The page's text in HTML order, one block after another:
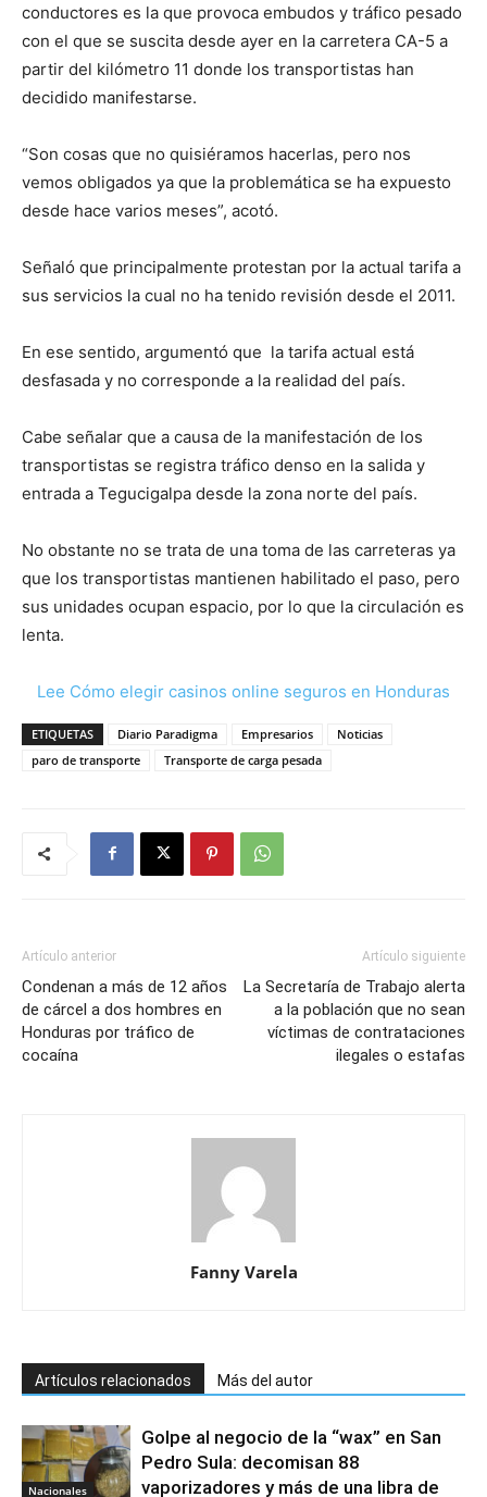
conductores es la que provoca embudos y tráfico pesado
con el que se suscita desde ayer en la carretera CA-5 a
partir del kilómetro 11 donde los transportistas han
decidido manifestarse.
“Son cosas que no quisiéramos hacerlas, pero nos
vemos obligados ya que la problemática se ha expuesto
desde hace varios meses”, acotó.
Señaló que principalmente protestan por la actual tarifa a
sus servicios la cual no ha tenido revisión desde el 2011.
En ese sentido, argumentó que la tarifa actual está
desfasada y no corresponde a la realidad del país.
Cabe señalar que a causa de la manifestación de los
transportistas se registra tráfico denso en la salida y
entrada a Tegucigalpa desde la zona norte del país.
No obstante no se trata de una toma de las carreteras ya
que los transportistas mantienen habilitado el paso, pero
sus unidades ocupan espacio, por lo que la circulación es
lenta.
Lee Cómo elegir casinos online seguros en Honduras
ETIQUETAS Diario Paradigma Empresarios
Noticias
paro de transporte
Transporte de carga pesada
Artículo anterior
Condenan a más de 12 años
de cárcel a dos hombres en
Honduras por tráfico de
cocaína
Artículo siguiente
La Secretaría de Trabajo alerta
a la población que no sean
víctimas de contrataciones
ilegales o estafas
Fanny Varela
Artículos relacionados Más del autor
Nacionales
Golpe al negocio de la “wax” en San
Pedro Sula: decomisan 88
vaporizadores y más de una libra de